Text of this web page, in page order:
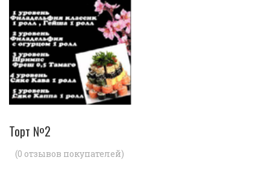
Торт №2
(0 отзывов покупателей)